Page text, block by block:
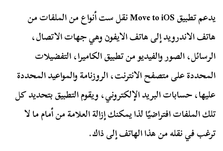
يدعم تطبيق Move to iOS نقل ست أنواع من الملفات من
هاتف الاندرويد إلى هاتف الايفون وهي جهات الاتصال،
الرسائل، الصور والفيديو من تطبيق الكاميرا، التفضيلات
المحددة على متصفح الانترنت، الروزنامة والمواعيد المحددة
عليها، حسابات البريد الإلكتروني، ويقوم التطبيق بتحديد كل
تلك الملفات افتراضيًا لذا يمكنك إزالة العلامة من أمام ما لا
ترغب في نقله من هذا الهاتف إلى ذاك.